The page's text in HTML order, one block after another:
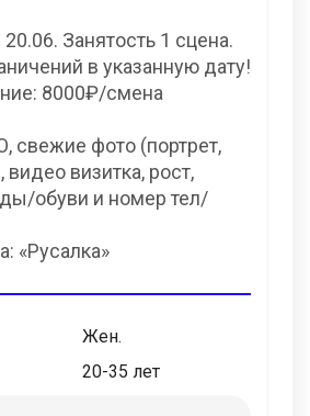
Занятость 1 сцена.
в указанную дату!
8000₽/смена
свежие фото (портрет,
визитка, рост,
обуви и номер тел/
«Русалка»
Жен.
20-35 лет